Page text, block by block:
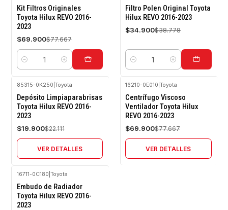
-10%
OFF
Kit Filtros Originales
Toyota Hilux REVO 2016-
2023
$69.900$77.667
Cantidad
-10%
OFF
Filtro Polen Original Toyota
Hilux REVO 2016-2023
$34.900$38.778
Cantidad
-10%
OFF
Agotado
85315-0K250 Toyota
Depósito Limpiaparabrisas
Toyota Hilux REVO 2016-
2023
$19.900$22.111
VER DETALLES
-10%
OFF
Agotado
16210-0E010 Toyota
Centrífugo Viscoso
Ventilador Toyota Hilux
REVO 2016-2023
$69.900$77.667
VER DETALLES
-10%
OFF
Agotado
16711-0C180 Toyota
Embudo de Radiador
Toyota Hilux REVO 2016-
2023